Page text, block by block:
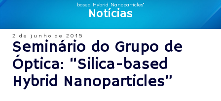
based Hybrid Nanoparticles"
Notícias
2 de junho de 2015
Seminário do Grupo de
Óptica: “Silica-based
Hybrid Nanoparticles”